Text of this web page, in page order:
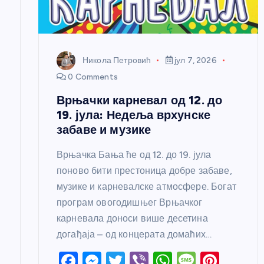
Никола Петровић
јул 7, 2026
0 Comments
Врњачки карневал од 12. до
19. јула: Недеља врхунске
забаве и музике
Врњачка Бања ће од 12. до 19. јула
поново бити престоница добре забаве,
музике и карневалске атмосфере. Богат
програм овогодишњег Врњачког
карневала доноси више десетина
догађаја – од концерата домаћих…